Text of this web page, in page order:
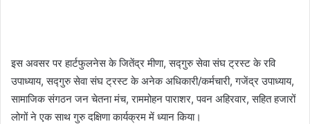
इस अवसर पर हार्टफुलनेस के जितेंद्र मीणा, सद्गुरु सेवा संघ ट्रस्ट के रवि
उपाध्याय, सद्गुरु सेवा संघ ट्रस्ट के अनेक अधिकारी/कर्मचारी, गजेंद्र उपाध्याय,
सामाजिक संगठन जन चेतना मंच, राममोहन पाराशर, पवन अहिरवार, सहित हजारों
लोगों ने एक साथ गुरु दक्षिणा कार्यक्रम में ध्यान किया।